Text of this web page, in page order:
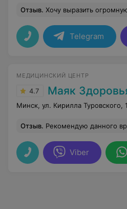
Отзыв. Хочу выразить огромную благодарность гинекологу Веронике Солдатенко! Деликатная, все подробно, а главное, понятно объясняет. На приеме у
Telegram
МЕДИЦИНСКИЙ ЦЕНТР
4.7 Маяк
Минск, ул. Кирилла Туровского,
Отзыв. Рекомендую данного врача, тактичный,
Viber